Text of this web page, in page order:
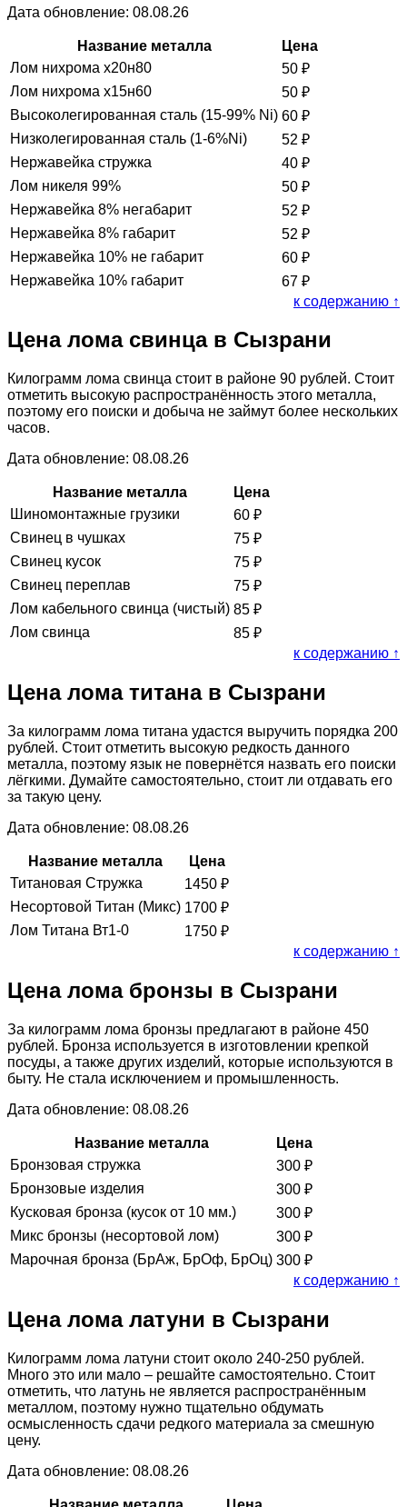
Дата обновление: 08.08.26
Название металла
Цена
Лом нихрома х20н80
50 ₽
Лом нихрома х15н60
50 ₽
Высоколегированная сталь (15-99% Ni) 60 ₽
Низколегированная сталь (1-6%Ni)
52 ₽
Нержавейка стружка
40 ₽
Лом никеля 99%
50 ₽
Нержавейка 8% негабарит
52 ₽
Нержавейка 8% габарит
52 ₽
Нержавейка 10% не габарит
60 ₽
Нержавейка 10% габарит
67 ₽
к содержанию ↑
Цена лома свинца в Сызрани
Килограмм лома свинца стоит в районе 90 рублей. Стоит
отметить высокую распространённость этого металла,
поэтому его поиски и добыча не займут более нескольких
часов.
Дата обновление: 08.08.26
Название металла
Цена
Шиномонтажные грузики
60 ₽
Свинец в чушках
75 ₽
Свинец кусок
75 ₽
Свинец переплав
75 ₽
Лом кабельного свинца (чистый) 85 ₽
Лом свинца
85 ₽
к содержанию ↑
Цена лома титана в Сызрани
За килограмм лома титана удастся выручить порядка 200
рублей. Стоит отметить высокую редкость данного
металла, поэтому язык не повернётся назвать его поиски
лёгкими. Думайте самостоятельно, стоит ли отдавать его
за такую цену.
Дата обновление: 08.08.26
Название металла
Цена
Титановая Стружка
1450 ₽
Несортовой Титан (Микс) 1700 ₽
Лом Титана Вт1-0
1750 ₽
к содержанию ↑
Цена лома бронзы в Сызрани
За килограмм лома бронзы предлагают в районе 450
рублей. Бронза используется в изготовлении крепкой
посуды, а также других изделий, которые используются в
быту. Не стала исключением и промышленность.
Дата обновление: 08.08.26
Название металла
Цена
Бронзовая стружка
300 ₽
Бронзовые изделия
300 ₽
Кусковая бронза (кусок от 10 мм.)
300 ₽
Микс бронзы (несортовой лом)
300 ₽
Марочная бронза (БрАж, БрОф, БрОц) 300 ₽
к содержанию ↑
Цена лома латуни в Сызрани
Килограмм лома латуни стоит около 240-250 рублей.
Много это или мало – решайте самостоятельно. Стоит
отметить, что латунь не является распространённым
металлом, поэтому нужно тщательно обдумать
осмысленность сдачи редкого материала за смешную
цену.
Дата обновление: 08.08.26